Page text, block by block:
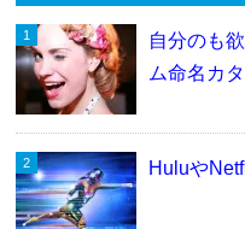
自分のも
ム命名カ
Huluや